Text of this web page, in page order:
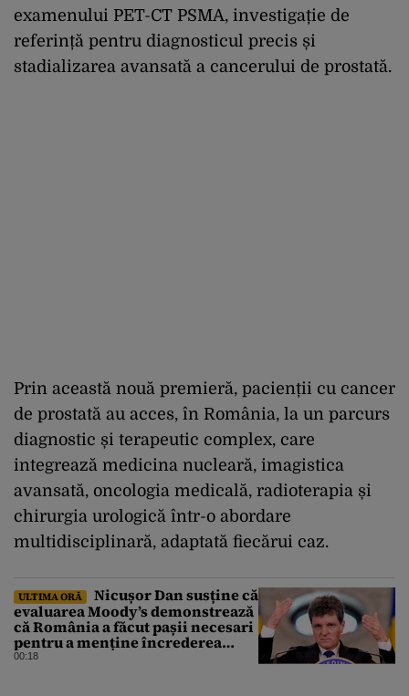
examenului PET-CT PSMA, investigație de
referință pentru diagnosticul precis și
stadializarea avansată a cancerului de prostată.
Prin această nouă premieră, pacienții cu cancer
de prostată au acces, în România, la un parcurs
diagnostic și terapeutic complex, care
integrează medicina nucleară, imagistica
avansată, oncologia medicală, radioterapia și
chirurgia urologică într-o abordare
multidisciplinară, adaptată fiecărui caz.
ULTIMA ORĂ
Nicușor Dan susține că
evaluarea Moody’s demonstrează
că România a făcut pașii necesari
pentru a menține încrederea
investitorilor: „Totuși,
00:18